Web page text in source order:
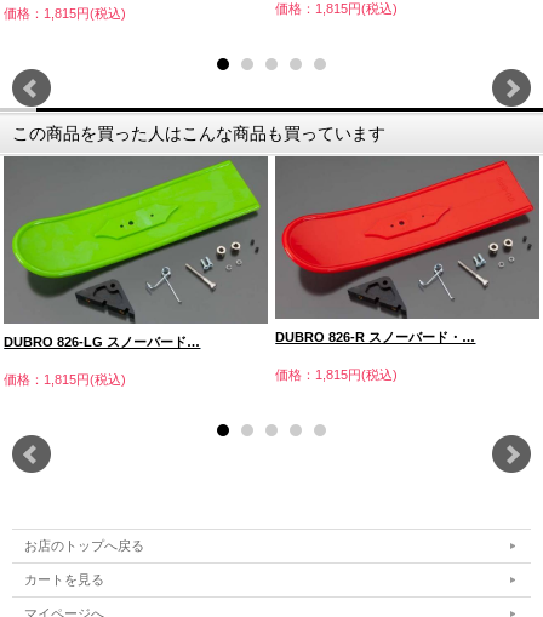
価格：1,815円(税込) 価格：1,815円(税込)
この商品を買った人はこんな商品も買っています
DUBRO 826-LG スノーバード…
価格：1,815円(税込)
DUBRO 826-R スノーバード・…
価格：1,815円(税込)
お店のトップへ戻る
カートを見る
マイページへ